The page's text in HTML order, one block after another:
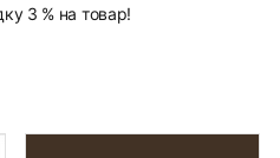
3 % на товар!